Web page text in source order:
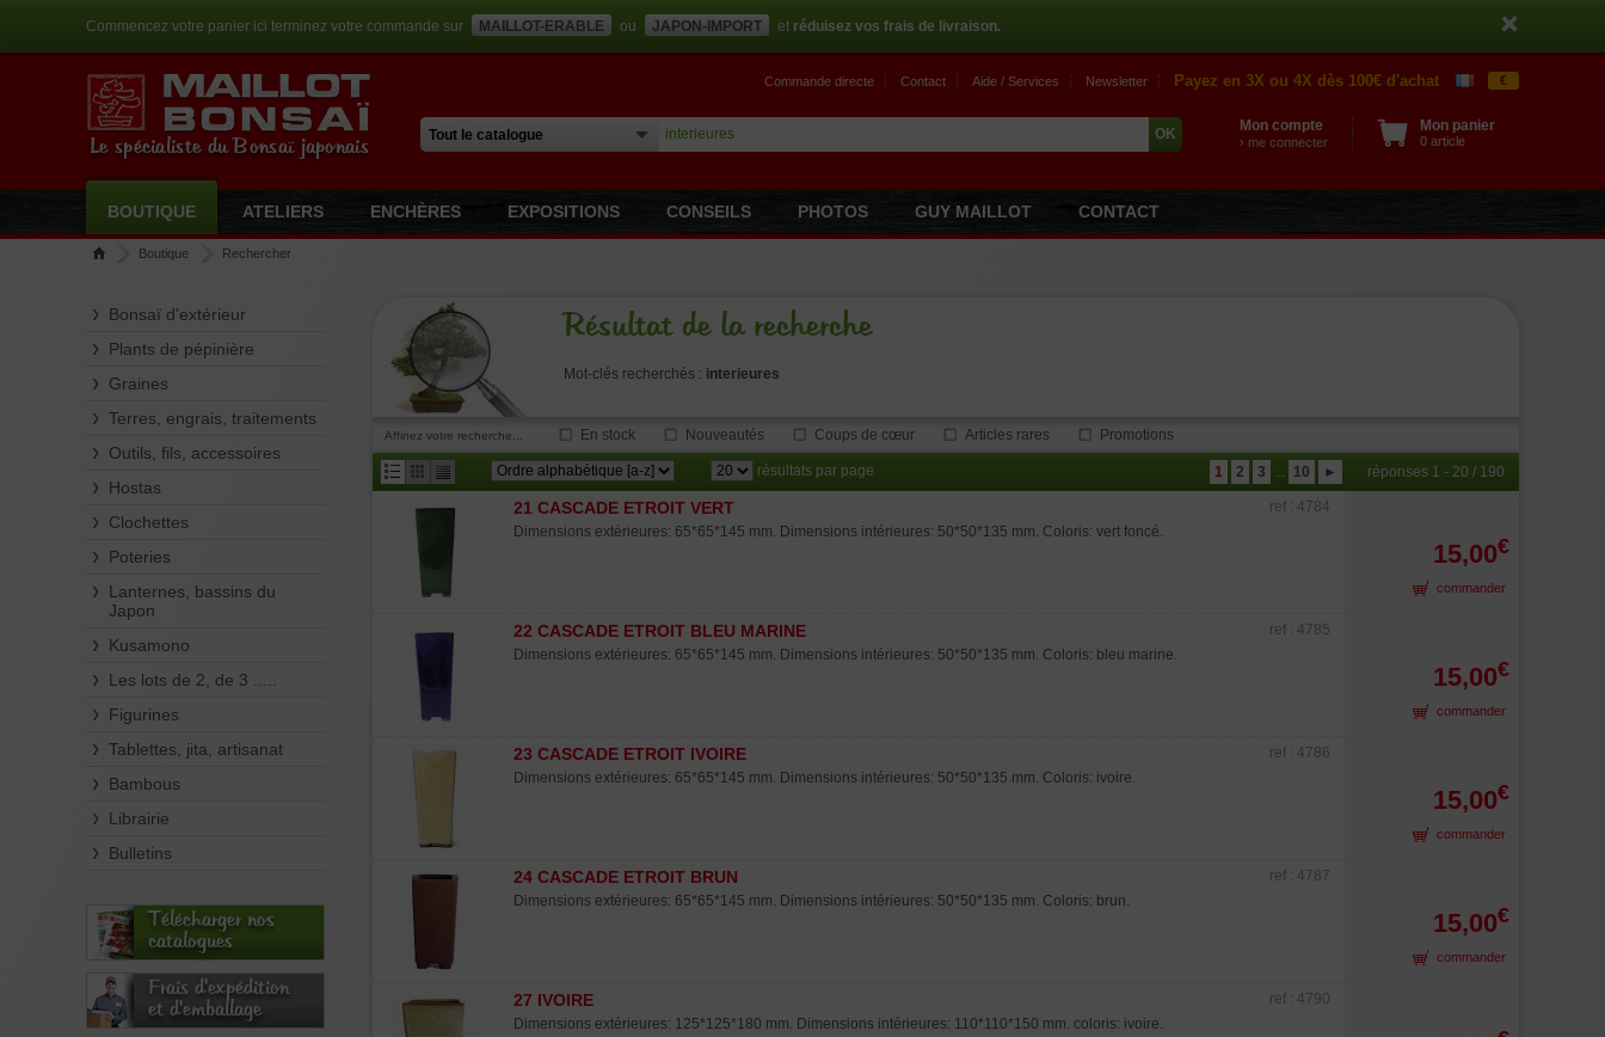
Commencez votre panier ici terminez votre commande sur MAILLOT-ERABLE ou JAPON-IMPORT et réduisez vos frais de livraison.
Le spécialiste du Bonsaï japonais
Commande directe Contact Aide / Services Newsletter Payez en 3X ou 4X dès 100€ d'achat €
Mon compte
› me connecter
Mon panier
0 article
BOUTIQUE ATELIERS ENCHÈRES EXPOSITIONS CONSEILS PHOTOS GUY MAILLOT CONTACT
Boutique Rechercher
Bonsaï d'extérieur
Plants de pépinière
Graines
Terres, engrais, traitements
Outils, fils, accessoires
Hostas
Clochettes
Poteries
Lanternes, bassins du
Japon
Kusamono
Les lots de 2, de 3 .....
Figurines
Tablettes, jita, artisanat
Bambous
Librairie
Bulletins
Télécharger nos
catalogues
Frais d'expédition
et d'emballage
Résultat de la recherche
Mot-clés recherchés : interieures
Affinez votre recherche... En stock Nouveautés Coups de cœur Articles rares Promotions
résultats par page 1 2 3 ... 10 ► réponses 1 - 20 / 190
21 CASCADE ETROIT VERT
ref : 4784
Dimensions extérieures: 65*65*145 mm. Dimensions intérieures: 50*50*135 mm. Coloris: vert foncé.
15,00€
commander
22 CASCADE ETROIT BLEU MARINE
ref : 4785
Dimensions extérieures: 65*65*145 mm. Dimensions intérieures: 50*50*135 mm. Coloris: bleu marine.
15,00€
commander
23 CASCADE ETROIT IVOIRE
ref : 4786
Dimensions extérieures: 65*65*145 mm. Dimensions intérieures: 50*50*135 mm. Coloris: ivoire.
15,00€
commander
24 CASCADE ETROIT BRUN
ref : 4787
Dimensions extérieures: 65*65*145 mm. Dimensions intérieures: 50*50*135 mm. Coloris: brun.
15,00€
commander
27 IVOIRE
ref : 4790
Dimensions extérieures: 125*125*180 mm. Dimensions intérieures: 110*110*150 mm. coloris: ivoire.